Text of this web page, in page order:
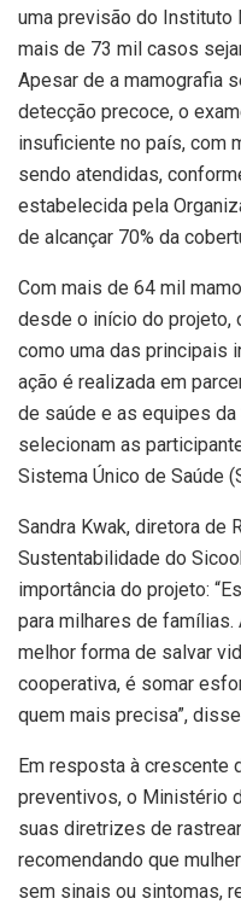
uma previsão do Instituto
mais de 73 mil casos
Apesar de a mamografia
detecção precoce, o
insuficiente no país, com
sendo atendidas,
estabelecida pela
de alcançar 70% da
Com mais de 64 mil
desde o início do projeto,
como uma das principais
ação é realizada em
de saúde e as equipes da
selecionam as
Sistema Único de Saúde
Sandra Kwak, diretora de
Sustentabilidade do
importância do projeto:
para milhares de famílias.
melhor forma de salvar
cooperativa, é somar
quem mais precisa”,
Em resposta à crescente
preventivos, o Ministério
suas diretrizes de
recomendando que
sem sinais ou sintomas,